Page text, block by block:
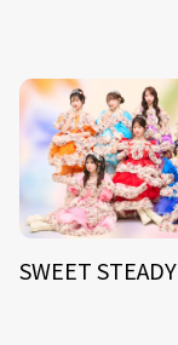
SWEET STEADY